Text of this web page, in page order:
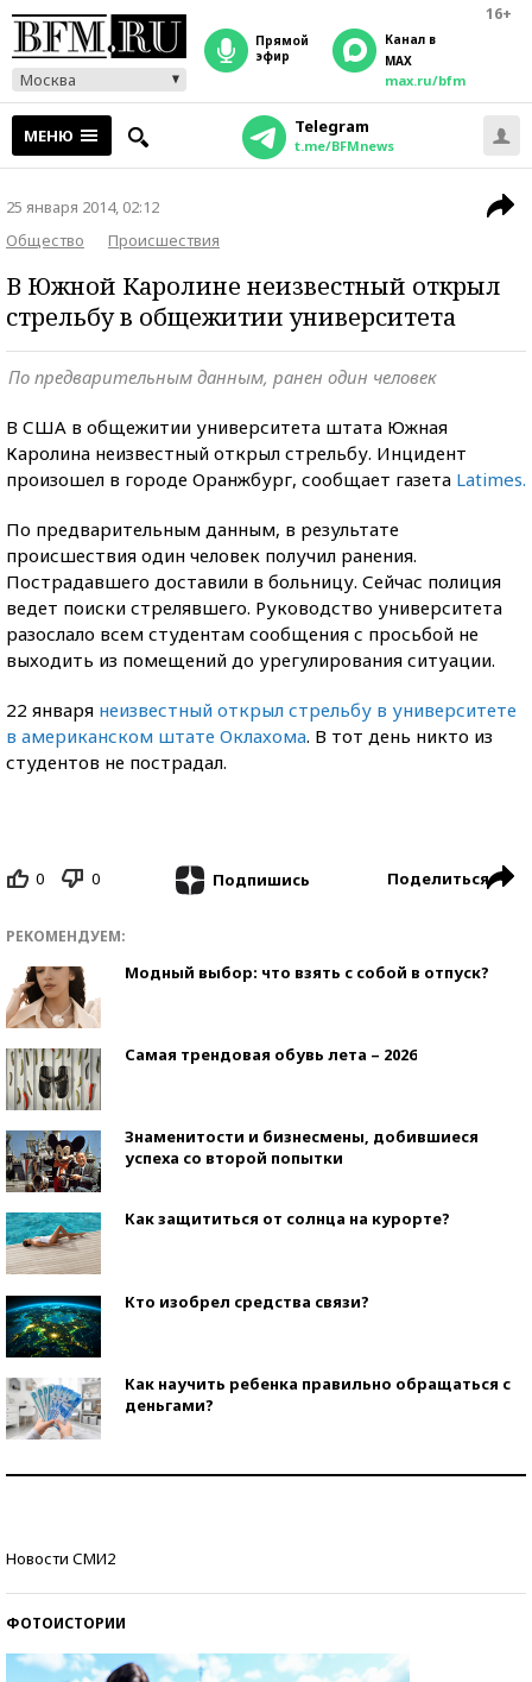
16+
Москва
прямой
эфир
Канал в
MAX
max.ru/bfm
МЕНЮ Telegram
t.me/BFMnews
25 января 2014, 02:12
Общество
Происшествия
В Южной Каролине неизвестный открыл
стрельбу в общежитии университета
По предварительным данным, ранен один человек
В США в общежитии университета штата Южная
Каролина неизвестный открыл стрельбу. Инцидент
произошел в городе Оранжбург, сообщает газета Latimes.
По предварительным данным, в результате
происшествия один человек получил ранения.
Пострадавшего доставили в больницу. Сейчас полиция
ведет поиски стрелявшего. Руководство университета
разослало всем студентам сообщения с просьбой не
выходить из помещений до урегулирования ситуации.
22 января неизвестный открыл стрельбу в университете
в американском штате Оклахома. В тот день никто из
студентов не пострадал.
0 0 Подпишись Поделиться
РЕКОМЕНДУЕМ:
Модный выбор: что взять с собой в отпуск?
Самая трендовая обувь лета – 2026
Знаменитости и бизнесмены, добившиеся
успеха со второй попытки
Как защититься от солнца на курорте?
Кто изобрел средства связи?
Как научить ребенка правильно обращаться с
деньгами?
Новости СМИ2
ФОТОИСТОРИИ